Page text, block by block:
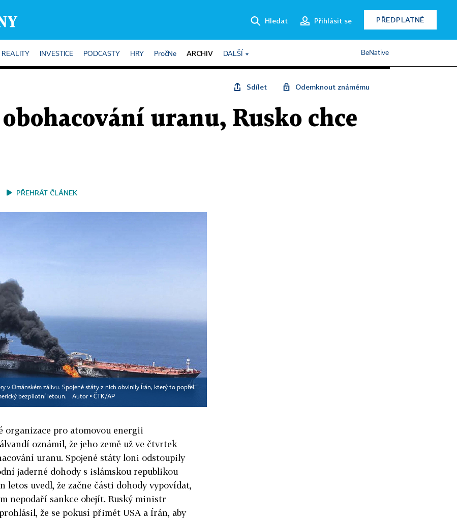
Hledat Přihlásit se PŘEDPLATNÉ
REALITY INVESTICE PODCASTY HRY PročNe ARCHIV DALŠÍ BeNative
Sdílet Odemknout známému
uranu, Rusko chce
PŘEHRÁT ČLÁNEK
v Ománském zálivu. Spojené státy z nich obvinily Írán, který to popřel.
bezpilotní letoun.
Autor ▪ ČTK/AP
organizace pro atomovou energii
oznámil, že jeho země už ve čtvrtek
uranu. Spojené státy loni odstoupily
jaderné dohody s islámskou republikou
letos uvedl, že začne části dohody vypovídat,
nepodaří sankce obejít. Ruský ministr
že se pokusí přimět USA a Írán, aby